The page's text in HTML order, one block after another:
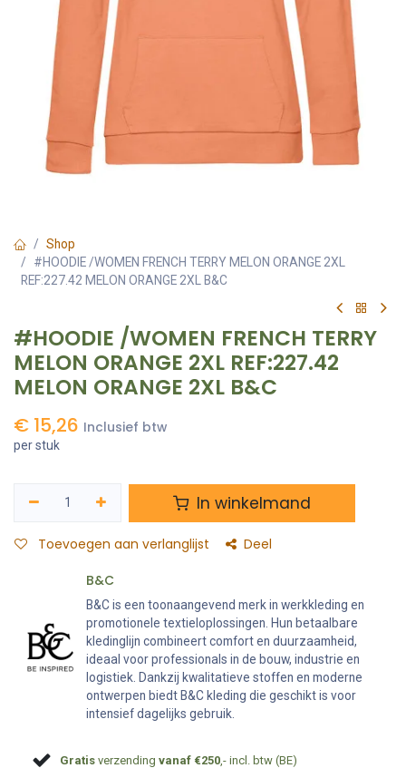
Shop
#HOODIE /WOMEN FRENCH TERRY MELON ORANGE 2XL
REF:227.42 MELON ORANGE 2XL B&C
#HOODIE /WOMEN FRENCH TERRY
MELON ORANGE 2XL REF:227.42
MELON ORANGE 2XL B&C
€ 15,26 Inclusief btw
per stuk
In winkelmand
Toevoegen aan verlanglijst Deel
B&C
B&C is een toonaangevend merk in werkkleding en
promotionele textieloplossingen. Hun betaalbare
kledinglijn combineert comfort en duurzaamheid,
ideaal voor professionals in de bouw, industrie en
logistiek. Dankzij kwalitatieve stoffen en moderne
ontwerpen biedt B&C kleding die geschikt is voor
intensief dagelijks gebruik.
Gratis verzendingvanaf €250,- incl. btw (BE)